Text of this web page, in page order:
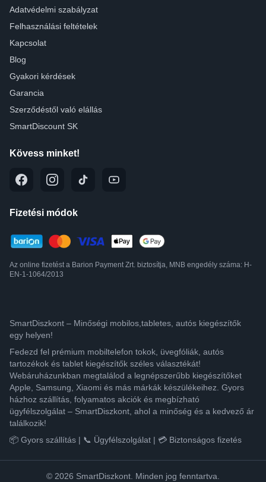
Adatvédelmi szabályzat
Felhasználási feltételek
Kapcsolat
Blog
Gyakori kérdések
Garancia
Szerződéstől való elállás
SmartDiscount SK
Kövess minket!
Fizetési módok
Az online fizetést a Barion Payment Zrt. biztosítja, MNB engedély száma: H-
EN-1-1064/2013
SmartDiszkont – Minőségi mobilos,tabletes, autós kiegészítők
egy helyen!
Fedezd fel prémium mobiltelefon tokok, üvegfóliák, autós
tartozékok és tablet kiegészítők széles választékát!
Webáruházunkban megtalálod a legnépszerűbb kiegészítőket
Apple, Samsung, Xiaomi és más márkák készülékeihez. Gyors
házhoz szállítás, folyamatos akciók és megbízható
ügyfélszolgálat – SmartDiszkont, ahol a minőség és a kedvező ár
találkozik!
📦 Gyors szállítás | 📞 Ügyfélszolgálat | 💳 Biztonságos fizetés
© 2026 SmartDiszkont. Minden jog fenntartva.